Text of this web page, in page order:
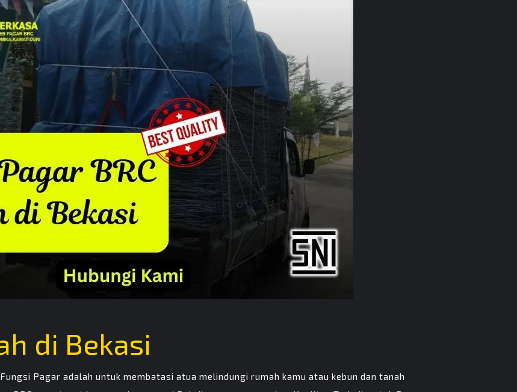
di Bekasi
Pagar adalah untuk membatasi atua melindungi rumah kamu atau kebun dan tanah